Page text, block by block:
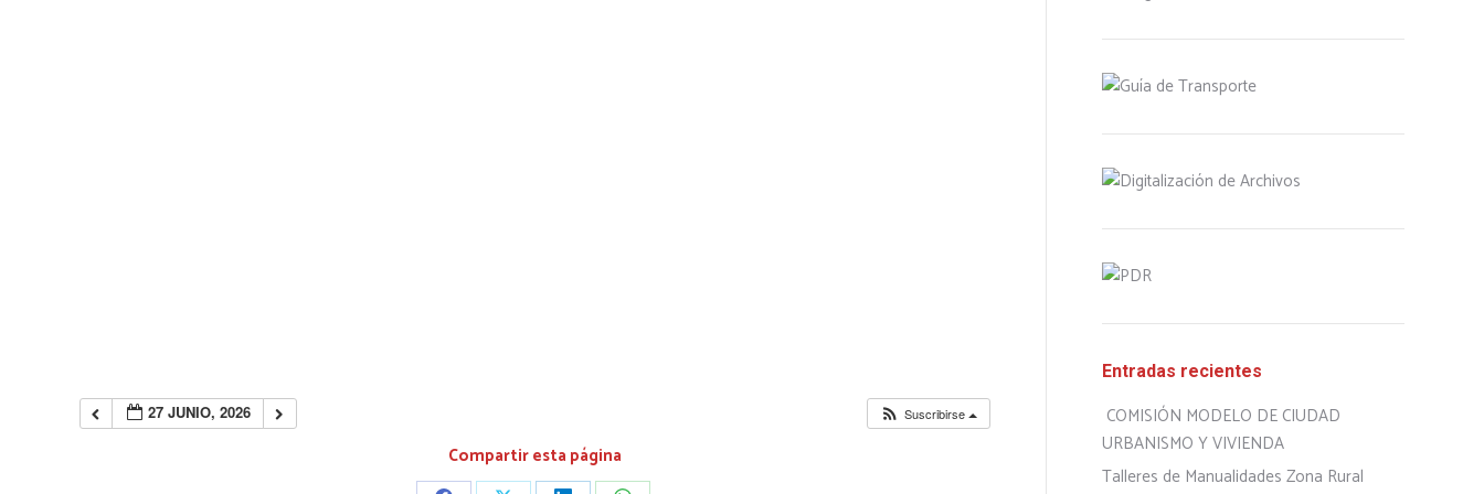
27 JUNIO, 2026 Suscribirse
Compartir esta página
Entradas recientes
COMISIÓN MODELO DE CIUDAD
URBANISMO Y VIVIENDA
Talleres de Manualidades Zona Rural